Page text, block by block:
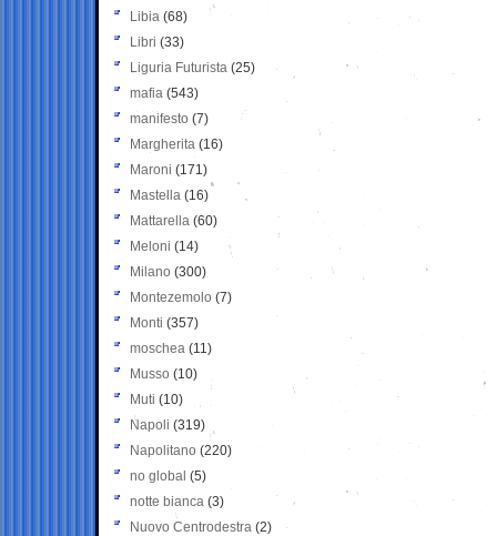
Libia (68)
Libri (33)
Liguria Futurista (25)
mafia (543)
manifesto (7)
Margherita (16)
Maroni (171)
Mastella (16)
Mattarella (60)
Meloni (14)
Milano (300)
Montezemolo (7)
Monti (357)
moschea (11)
Musso (10)
Muti (10)
Napoli (319)
Napolitano (220)
no global (5)
notte bianca (3)
Nuovo Centrodestra (2)